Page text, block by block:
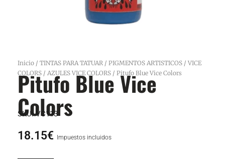
Inicio / TINTAS PARA TATUAR / PIGMENTOS ARTISTICOS / VICE
COLORS / AZULES VICE COLORS / Pitufo Blue Vice Colors
Pitufo Blue Vice
Colors
SKU:VC113
18.15€ Impuestos incluidos